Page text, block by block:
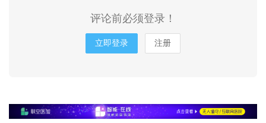
评论前必须登录！
立即登录 注册